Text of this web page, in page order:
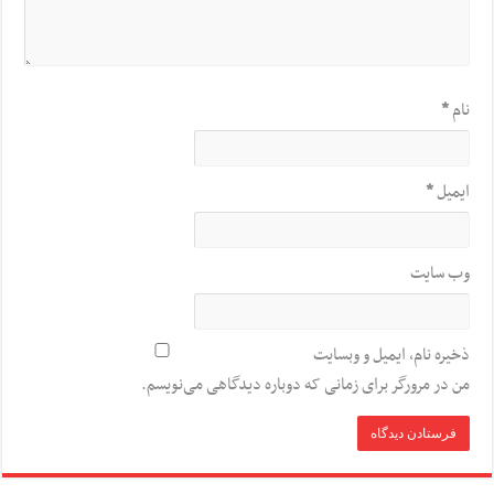
نام*
ایمیل*
وب‌ سایت
ذخیره نام، ایمیل و وبسایت
من در مرورگر برای زمانی که دوباره دیدگاهی می‌نویسم.